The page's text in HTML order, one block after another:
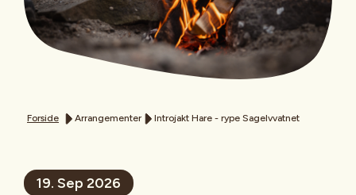
Forside Arrangementer Introjakt Hare - rype Sagelvvatnet
19. Sep 2026